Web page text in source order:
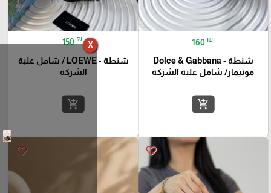
X 160 ₪
شنطة - Dolce & Gabbana
مونيمار/ شامل علبة الشركة
add_shopping_cart
150 ₪
شنطة - LOEWE / شامل علبة
الشركة
add_shopping_cart
favorite_border
favorite_border